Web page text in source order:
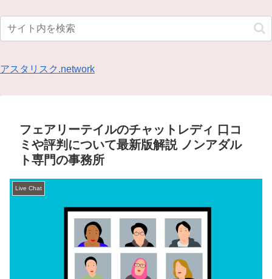
アスタリスク.network
フェアリーテイルのチャットレディ 口コ
ミや評判について最新版解説 ノンアダル
ト専門の事務所
Live Chat